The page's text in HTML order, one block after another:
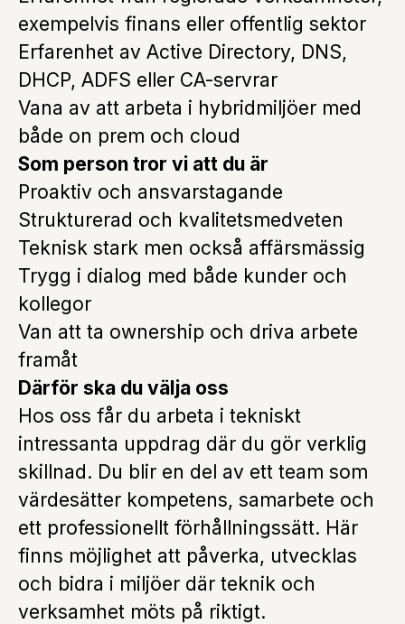
exempelvis finans eller offentlig sektor
Erfarenhet av Active Directory, DNS,
DHCP, ADFS eller CA-servrar
Vana av att arbeta i hybridmiljöer med
både on prem och cloud
Som person tror vi att du är
Proaktiv och ansvarstagande
Strukturerad och kvalitetsmedveten
Teknisk stark men också affärsmässig
Trygg i dialog med både kunder och
kollegor
Van att ta ownership och driva arbete
framåt
Därför ska du välja oss
Hos oss får du arbeta i tekniskt
intressanta uppdrag där du gör verklig
skillnad. Du blir en del av ett team som
värdesätter kompetens, samarbete och
ett professionellt förhållningssätt. Här
finns möjlighet att påverka, utvecklas
och bidra i miljöer där teknik och
verksamhet möts på riktigt.